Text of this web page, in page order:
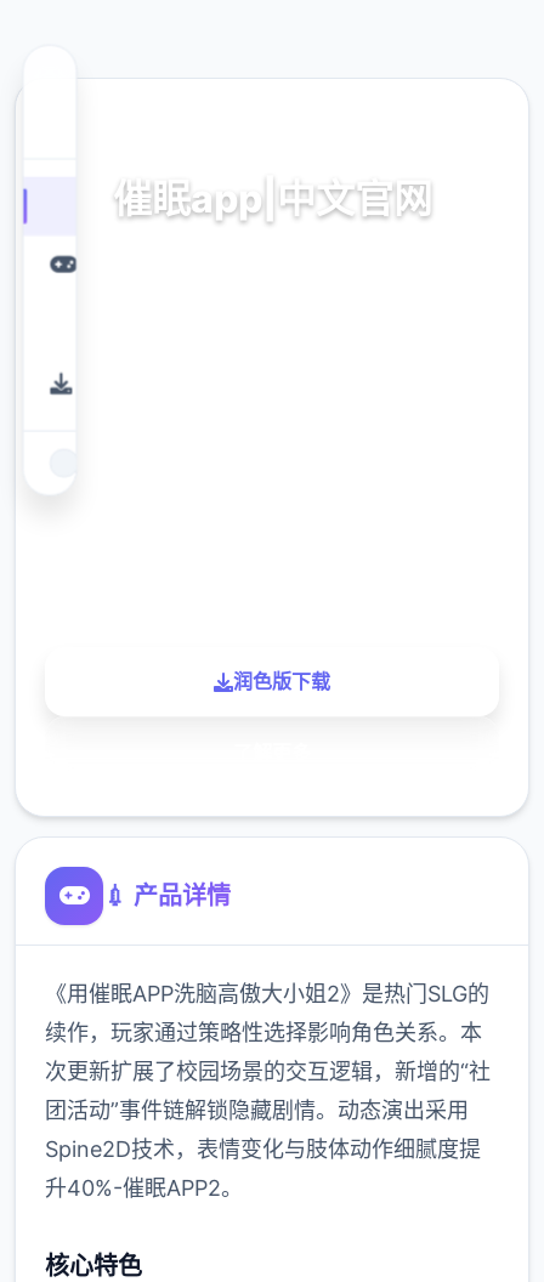
催眠app|中文官网
润色版下载
💉 产品详情
《用催眠APP洗脑高傲大小姐2》是热门SLG的
续作，玩家通过策略性选择影响角色关系。本
次更新扩展了校园场景的交互逻辑，新增的“社
团活动”事件链解锁隐藏剧情。动态演出采用
Spine2D技术，表情变化与肢体动作细腻度提
升40%-催眠APP2。
核心特色